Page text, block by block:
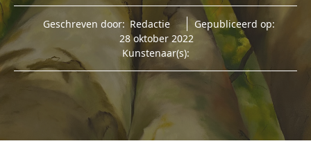
Geschreven door: Redactie
Gepubliceerd op:
28 oktober 2022
Kunstenaar(s):